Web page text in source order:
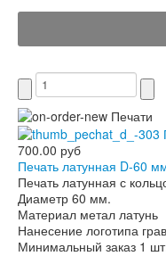
700.00 руб
Печать латунная D-60
Печать латунная с
Диаметр 60 мм.
Материал метал латунь
Нанесение логотипа
Минимальный заказ 1